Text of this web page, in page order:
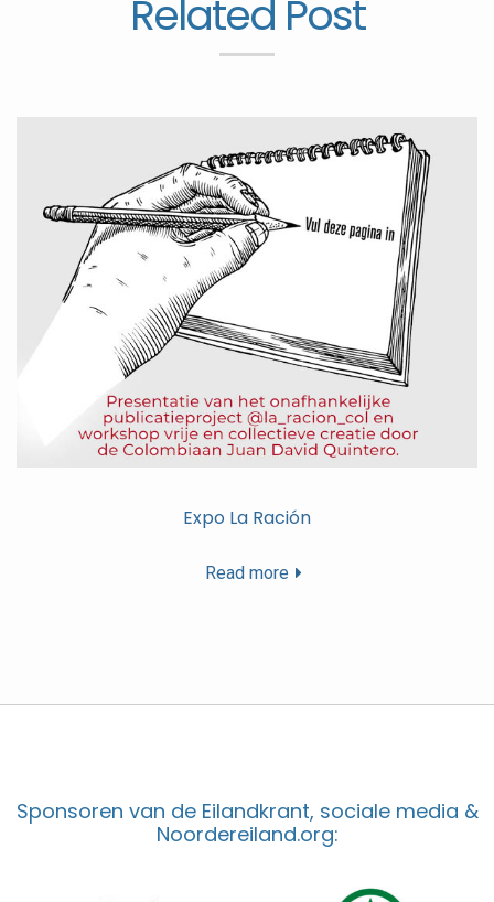
Related Post
Expo La Ración
Read more
Sponsoren van de Eilandkrant, sociale media &
Noordereiland.org: